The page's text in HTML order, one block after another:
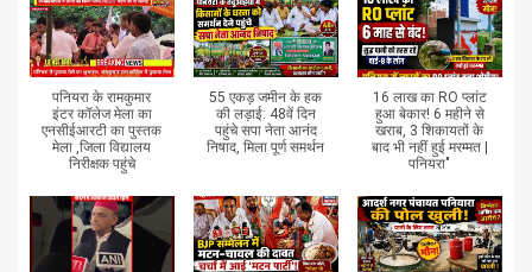
पनियरा के रामकुमार
इंटर कॉलेज मेला का
एनसीईआरटी का पुस्तक
मेला ,जिला विद्यालय
निरीक्षक पहुंचे
55 एकड़ जमीन के हक
की लड़ाई: 48वें दिन
पहुंचे सपा नेता आनंद
निषाद, मिला पूर्ण समर्थन
16 लाख का RO प्लांट
हुआ बेकार! 6 महीने से
खराब, 3 शिकायतों के
बाद भी नहीं हुई मरम्मत |
पनियरा"